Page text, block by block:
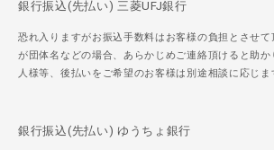
銀行振込(先払い) 三菱UFJ銀行
恐れ入りますがお振込手数料はお客様の負担とさせ
が団体名などの場合、あらかじめご連絡頂けると助
人様等、後払いをご希望のお客様は別途相談に応じま
銀行振込(先払い) ゆうちょ銀行